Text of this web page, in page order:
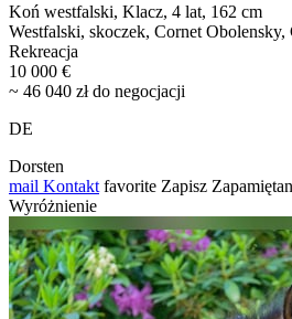
Koń westfalski, Klacz, 4 lat, 162 cm
Westfalski, skoczek, Cornet
Rekreacja
10 000 €
~ 46 040 zł do negocjacji
DE
Dorsten
mail Kontakt favorite Zapisz
Wyróżnienie